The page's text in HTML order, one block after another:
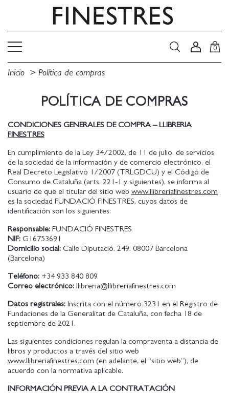
0
Inicio Política de compras
POLÍTICA DE COMPRAS
CONDICIONES GENERALES DE COMPRA – LLIBRERIA
FINESTRES
En cumplimiento de la Ley 34/2002, de 11 de julio, de servicios
de la sociedad de la información y de comercio electrónico, el
Real Decreto Legislativo 1/2007 (TRLGDCU) y el Código de
Consumo de Cataluña (arts. 221-1 y siguientes), se informa al
usuario de que el titular del sitio web www.llibreriafinestres.com
es la sociedad FUNDACIÓ FINESTRES, cuyos datos de
identificación son los siguientes:
Responsable: FUNDACIÓ FINESTRES
NIF: G16753691
Domicilio social: Calle Diputació, 249. 08007 Barcelona
(Barcelona)
Teléfono: +34 933 840 809
Correo electrónico: llibreria@llibreriafinestres.com
Datos registrales: Inscrita con el número 3231 en el Registro de
Fundaciones de la Generalitat de Cataluña, con fecha 18 de
septiembre de 2021.
Las siguientes condiciones regulan la compraventa a distancia de
libros y productos a través del sitio web
www.llibreriafinestres.com (en adelante, el “sitio web”), de
acuerdo con la normativa aplicable.
INFORMACIÓN PREVIA A LA CONTRATACIÓN